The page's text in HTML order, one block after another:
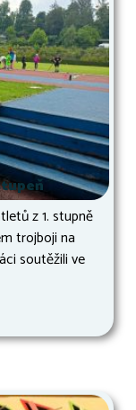
z 1. stupně
trojboji na
soutěžili ve